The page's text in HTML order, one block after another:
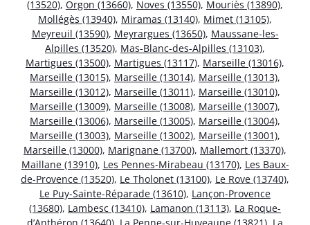
(13520), Orgon (13660), Noves (13550), Mouriès (13890),
Mollégès (13940), Miramas (13140), Mimet (13105),
Meyreuil (13590), Meyrargues (13650), Maussane-les-
Alpilles (13520), Mas-Blanc-des-Alpilles (13103),
Martigues (13500), Martigues (13117), Marseille (13016),
Marseille (13015), Marseille (13014), Marseille (13013),
Marseille (13012), Marseille (13011), Marseille (13010),
Marseille (13009), Marseille (13008), Marseille (13007),
Marseille (13006), Marseille (13005), Marseille (13004),
Marseille (13003), Marseille (13002), Marseille (13001),
Marseille (13000), Marignane (13700), Mallemort (13370),
Maillane (13910), Les Pennes-Mirabeau (13170), Les Baux-
de-Provence (13520), Le Tholonet (13100), Le Rove (13740),
Le Puy-Sainte-Réparade (13610), Lançon-Provence
(13680), Lambesc (13410), Lamanon (13113), La Roque-